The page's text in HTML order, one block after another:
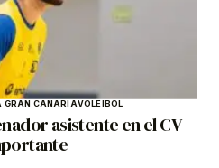
GRAN CANARIAVOLEIBOL
asistente en el CV